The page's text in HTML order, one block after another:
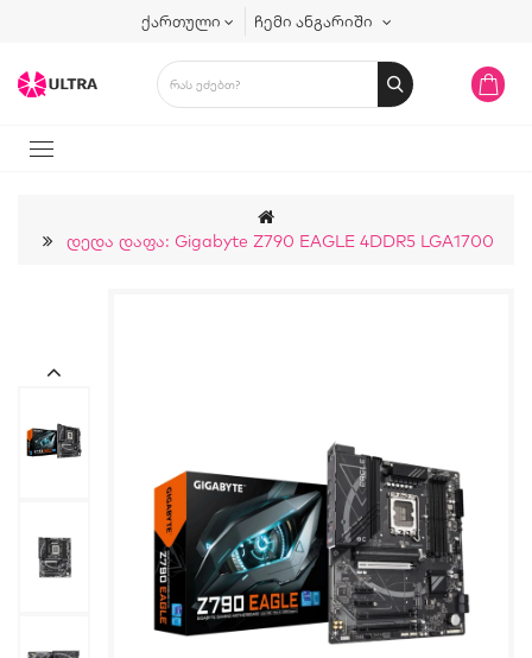
ქართული ჩემი ანგარიში
Დედა Დაფა: Gigabyte Z790 EAGLE 4DDR5 LGA1700